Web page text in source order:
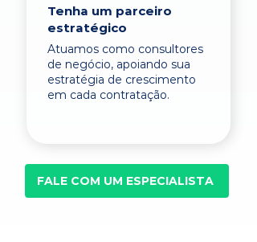
Tenha um parceiro
estratégico
Atuamos como consultores
de negócio, apoiando sua
estratégia de crescimento
em cada contratação.
FALE COM UM ESPECIALISTA